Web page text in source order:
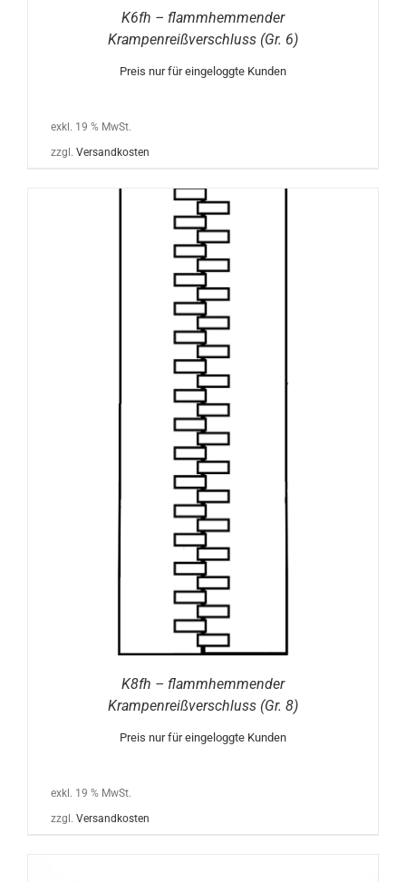
K6fh – flammhemmender
Krampenreißverschluss (Gr. 6)
Preis nur für eingeloggte Kunden
exkl. 19 % MwSt.
zzgl. Versandkosten
K8fh – flammhemmender
Krampenreißverschluss (Gr. 8)
Preis nur für eingeloggte Kunden
exkl. 19 % MwSt.
zzgl. Versandkosten